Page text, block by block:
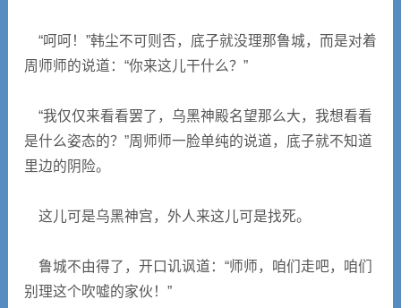
“呵呵！”韩尘不可则否，底子就没理那鲁城，而是对着
周师师的说道：“你来这儿干什么？”
“我仅仅来看看罢了，乌黑神殿名望那么大，我想看看
是什么姿态的？”周师师一脸单纯的说道，底子就不知道
里边的阴险。
这儿可是乌黑神宫，外人来这儿可是找死。
鲁城不由得了，开口讥讽道：“师师，咱们走吧，咱们
别理这个吹嘘的家伙！”